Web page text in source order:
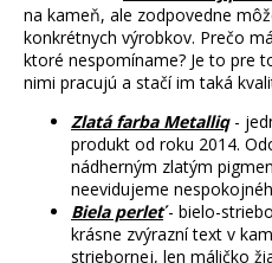
na kameň, ale zodpovedne
konkrétnych výrobkov. Prečo
ktoré nespomíname? Je to pre
nimi pracujú a stačí im taká
Zlatá farba Metalliq-
produkt od roku 2014.
nádherným zlatým
neevidujeme
Biela perleť- bielo-
krásne zvýrazní text v
striebornej, len máličko